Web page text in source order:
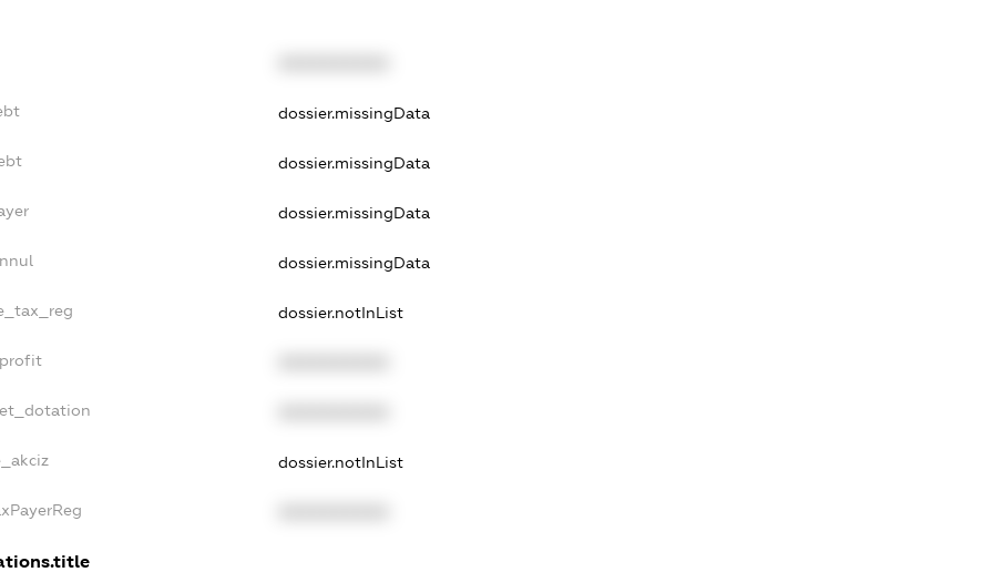
dossier.missingData
dossier.missingData
dossier.missingData
dossier.missingData
dossier.notInList
dossier.notInList